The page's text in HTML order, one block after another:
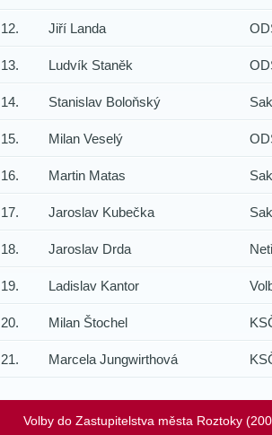
12. Jiří Landa
13. Ludvík Staněk
14. Stanislav Boloňský
15. Milan Veselý
16. Martin Matas
17. Jaroslav Kubečka
18. Jaroslav Drda
19. Ladislav Kantor
20. Milan Štochel
21. Marcela Jungwirthová
Volby do Zastupitelstva města Roztoky